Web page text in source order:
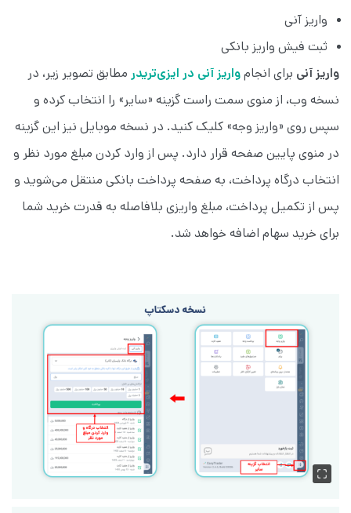
واریز آنی
ثبت فیش واریز بانکی
واریز آنی برای انجامواریز آنی در ایزی‌تریدر مطابق تصویر زیر، در
نسخه وب، از منوی سمت راست گزینه «سایر» را انتخاب کرده و
سپس روی «واریز وجه» کلیک کنید. در نسخه موبایل نیز این گزینه
در منوی پایین صفحه قرار دارد. پس از وارد کردن مبلغ مورد نظر و
انتخاب درگاه پرداخت، به صفحه پرداخت بانکی منتقل می‌شوید و
پس از تکمیل پرداخت، مبلغ واریزی بلافاصله به قدرت خرید شما
برای خرید سهام اضافه خواهد شد.